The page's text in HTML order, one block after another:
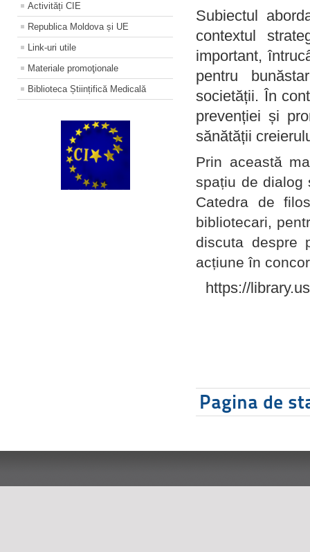
Activități CIE
Republica Moldova și UE
Link-uri utile
Materiale promoţionale
Biblioteca Științifică Medicală
Subiectul
contextul
important,
pentru
societății. În
prevenției și
sănătății
Prin această
spațiu de dialog
Catedra de
bibliotecari,
discuta despre
acțiune în
https://
Pagina de